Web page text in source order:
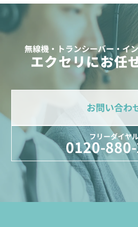
無線機・トランシーバー・イ
エクセリにお任
お問い合わ
フリーダイヤ
0120-